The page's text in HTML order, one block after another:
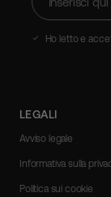
qui
tuoHo letto e
LEGALI
Avviso legale
Informativa sulla
Politica sui cookie